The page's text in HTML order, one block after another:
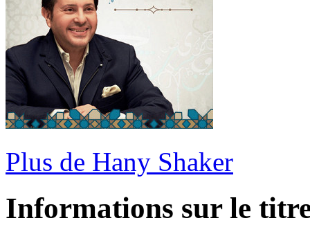
Plus de Hany Shaker
Informations sur le